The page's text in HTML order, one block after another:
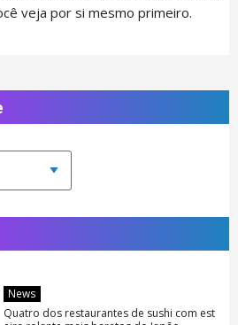
veja por si mesmo primeiro.
News
Quatro dos restaurantes de sushi com est